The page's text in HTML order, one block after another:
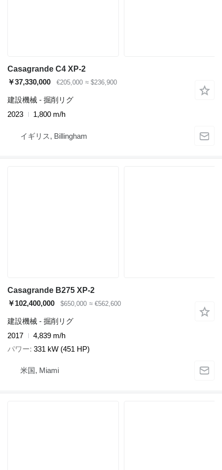
Casagrande C4 XP-2
￥37,330,000
€205,000 ≈ $236,900
建設機械 - 掘削リグ
2023
1,800 m/h
イギリス, Billingham
Casagrande B275 XP-2
￥102,400,000
$650,000 ≈ €562,600
建設機械 - 掘削リグ
2017
4,839 m/h
パワー 331 kW (451 HP)
米国, Miami